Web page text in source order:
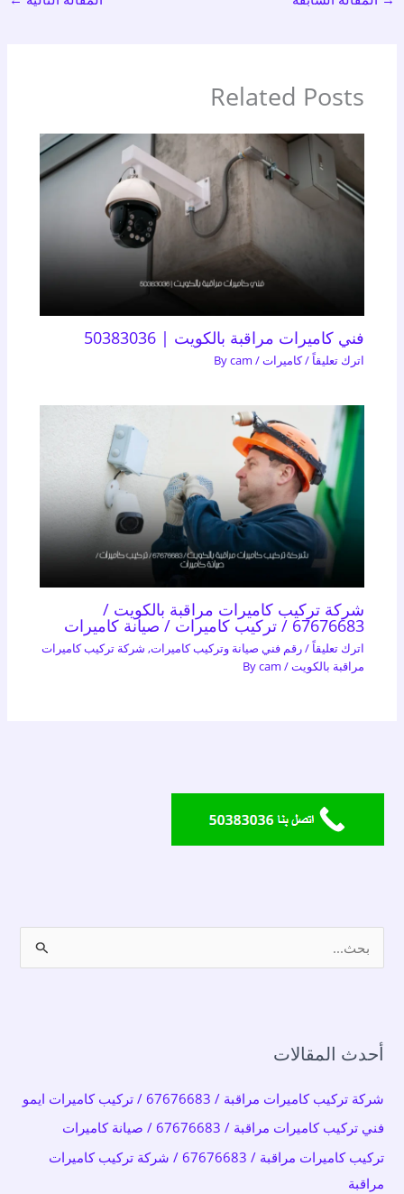
Related Posts
فني كاميرات مراقبة بالكويت | 50383036
اترك تعليقاً/كاميرات/ By
cam
شركة تركيب كاميرات مراقبة بالكويت /
67676683 / تركيب كاميرات / صيانة كاميرات
اترك تعليقاً/رقم فني صيانة وتركيب كاميرات, شركة تركيب كاميرات
مراقبة بالكويت/ By
cam
ث
ن
:
أحدث المقالات
شركة تركيب كاميرات مراقبة / 67676683 / تركيب كاميرات ايمو
فني تركيب كاميرات مراقبة / 67676683 / صيانة كاميرات
تركيب كاميرات مراقبة / 67676683 / شركة تركيب كاميرات
مراقبة